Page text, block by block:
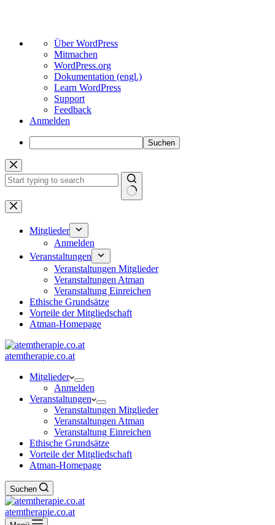
Über
WordPress
Über WordPress
Mitmachen
WordPress.org
Dokumentation (engl.)
Learn WordPress
Support
Feedback
Anmelden
Suchen
Zum
Inhalt
springen
Keine
Ergebnisse
Mitglieder
Anmelden
Veranstaltungen
Veranstaltungen Mitglieder
Veranstaltungen Atman
Veranstaltung Einreichen
Ethische Grundsätze
Vorteile der Mitgliedschaft
Atman-Homepage
atemtherapie.co.at
Mitglieder
Anmelden
Veranstaltungen
Veranstaltungen Mitglieder
Veranstaltungen Atman
Veranstaltung Einreichen
Ethische Grundsätze
Vorteile der Mitgliedschaft
Atman-Homepage
Suchen
atemtherapie.co.at